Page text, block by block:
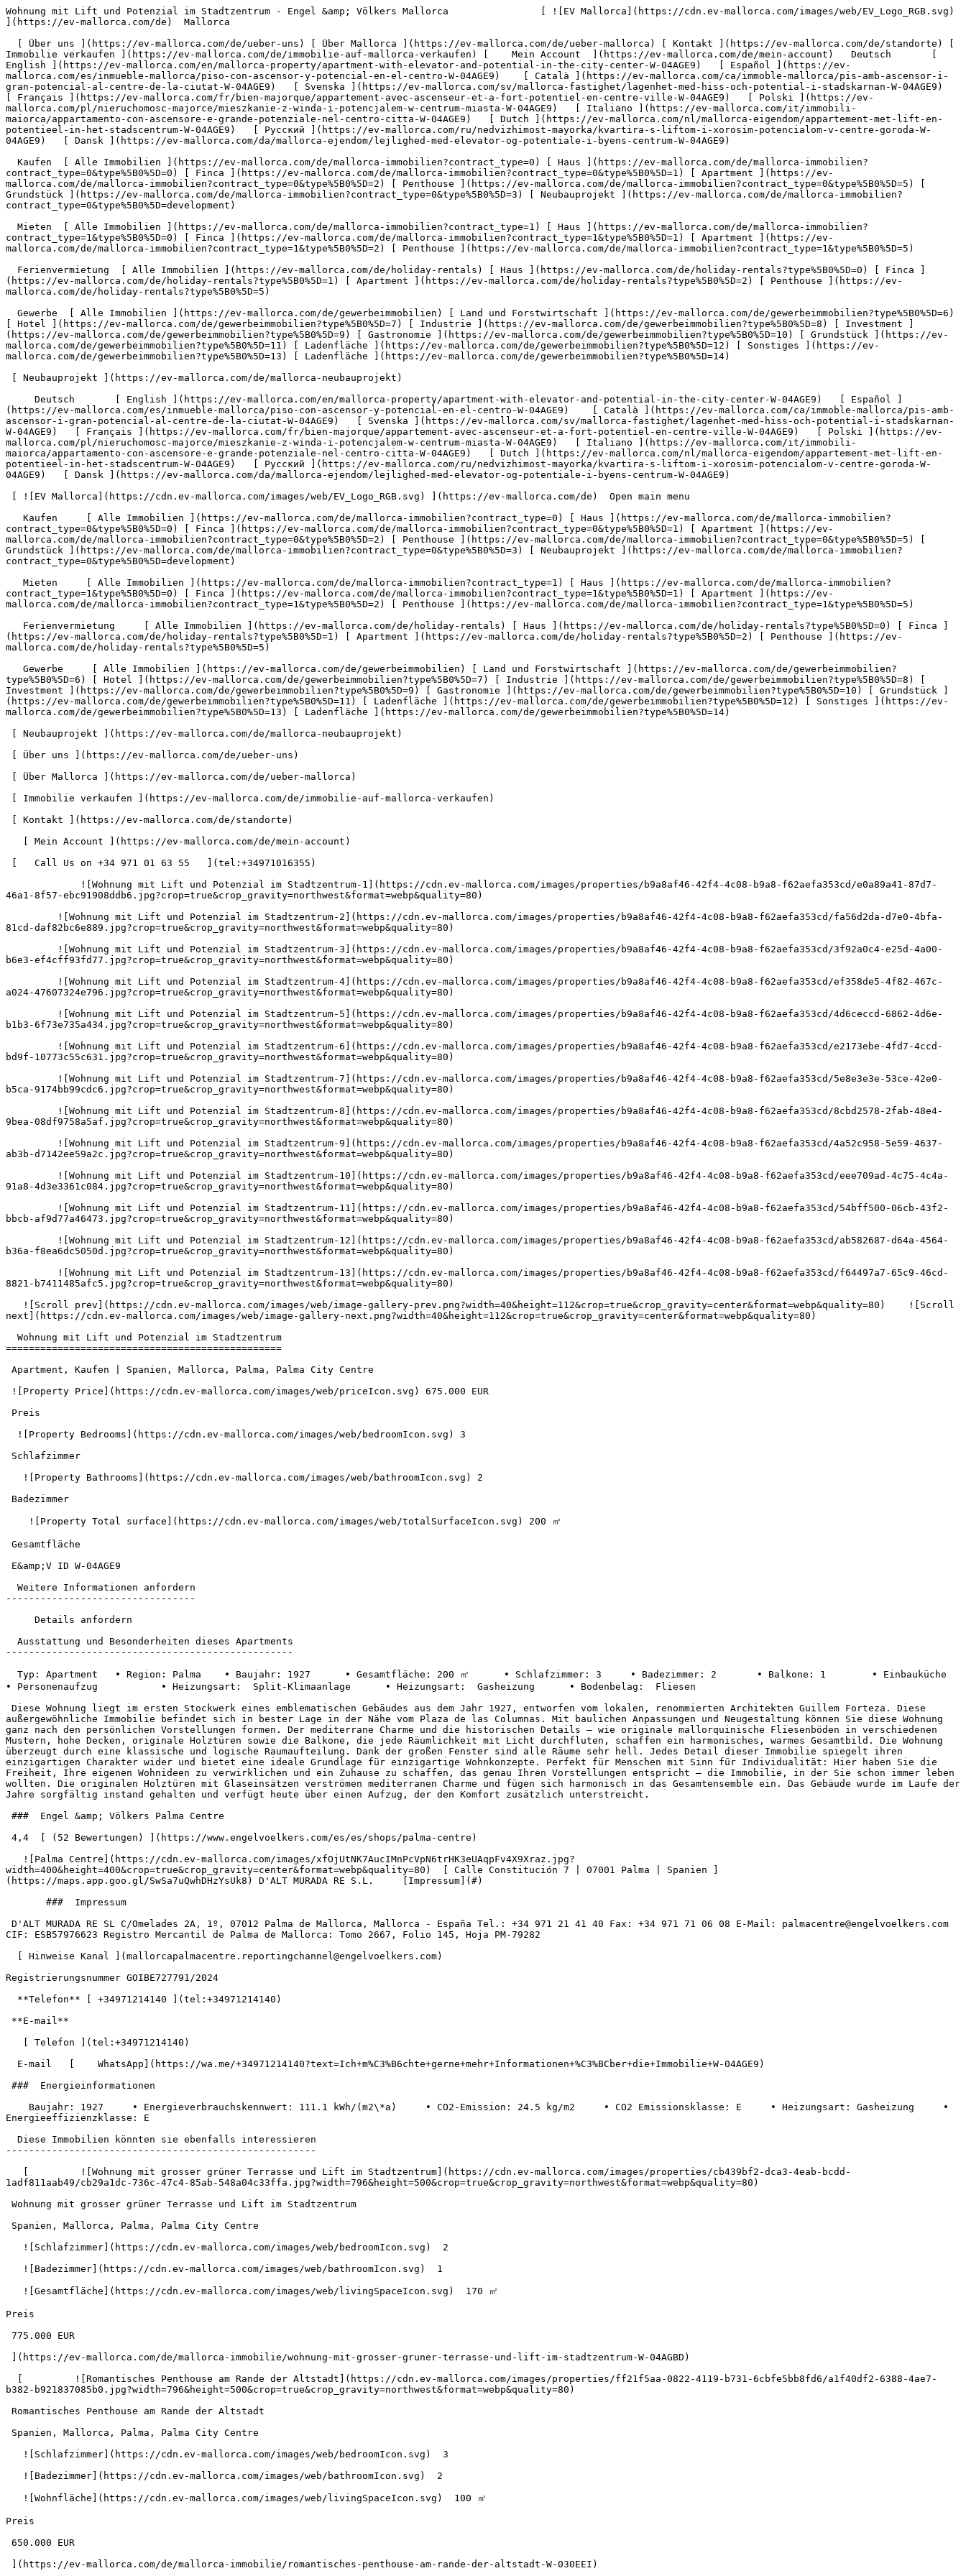
Wohnung mit Lift und Potenzial im Stadtzentrum - Engel &amp; Völkers Mallorca                [ ![EV Mallorca](https://cdn.ev-mallorca.com/images/web/EV_Logo_RGB.svg) ](https://ev-mallorca.com/de)  Mallorca  

  [ Über uns ](https://ev-mallorca.com/de/ueber-uns) [ Über Mallorca ](https://ev-mallorca.com/de/ueber-mallorca) [ Kontakt ](https://ev-mallorca.com/de/standorte) [ Immobilie verkaufen ](https://ev-mallorca.com/de/immobilie-auf-mallorca-verkaufen) [    Mein Account  ](https://ev-mallorca.com/de/mein-account)   Deutsch       [ English ](https://ev-mallorca.com/en/mallorca-property/apartment-with-elevator-and-potential-in-the-city-center-W-04AGE9)   [ Español ](https://ev-mallorca.com/es/inmueble-mallorca/piso-con-ascensor-y-potencial-en-el-centro-W-04AGE9)    [ Català ](https://ev-mallorca.com/ca/immoble-mallorca/pis-amb-ascensor-i-gran-potencial-al-centre-de-la-ciutat-W-04AGE9)   [ Svenska ](https://ev-mallorca.com/sv/mallorca-fastighet/lagenhet-med-hiss-och-potential-i-stadskarnan-W-04AGE9)   [ Français ](https://ev-mallorca.com/fr/bien-majorque/appartement-avec-ascenseur-et-a-fort-potentiel-en-centre-ville-W-04AGE9)   [ Polski ](https://ev-mallorca.com/pl/nieruchomosc-majorce/mieszkanie-z-winda-i-potencjalem-w-centrum-miasta-W-04AGE9)   [ Italiano ](https://ev-mallorca.com/it/immobili-maiorca/appartamento-con-ascensore-e-grande-potenziale-nel-centro-citta-W-04AGE9)   [ Dutch ](https://ev-mallorca.com/nl/mallorca-eigendom/appartement-met-lift-en-potentieel-in-het-stadscentrum-W-04AGE9)   [ Русский ](https://ev-mallorca.com/ru/nedvizhimost-mayorka/kvartira-s-liftom-i-xorosim-potencialom-v-centre-goroda-W-04AGE9)   [ Dansk ](https://ev-mallorca.com/da/mallorca-ejendom/lejlighed-med-elevator-og-potentiale-i-byens-centrum-W-04AGE9)   

  Kaufen  [ Alle Immobilien ](https://ev-mallorca.com/de/mallorca-immobilien?contract_type=0) [ Haus ](https://ev-mallorca.com/de/mallorca-immobilien?contract_type=0&type%5B0%5D=0) [ Finca ](https://ev-mallorca.com/de/mallorca-immobilien?contract_type=0&type%5B0%5D=1) [ Apartment ](https://ev-mallorca.com/de/mallorca-immobilien?contract_type=0&type%5B0%5D=2) [ Penthouse ](https://ev-mallorca.com/de/mallorca-immobilien?contract_type=0&type%5B0%5D=5) [ Grundstück ](https://ev-mallorca.com/de/mallorca-immobilien?contract_type=0&type%5B0%5D=3) [ Neubauprojekt ](https://ev-mallorca.com/de/mallorca-immobilien?contract_type=0&type%5B0%5D=development) 

  Mieten  [ Alle Immobilien ](https://ev-mallorca.com/de/mallorca-immobilien?contract_type=1) [ Haus ](https://ev-mallorca.com/de/mallorca-immobilien?contract_type=1&type%5B0%5D=0) [ Finca ](https://ev-mallorca.com/de/mallorca-immobilien?contract_type=1&type%5B0%5D=1) [ Apartment ](https://ev-mallorca.com/de/mallorca-immobilien?contract_type=1&type%5B0%5D=2) [ Penthouse ](https://ev-mallorca.com/de/mallorca-immobilien?contract_type=1&type%5B0%5D=5) 

  Ferienvermietung  [ Alle Immobilien ](https://ev-mallorca.com/de/holiday-rentals) [ Haus ](https://ev-mallorca.com/de/holiday-rentals?type%5B0%5D=0) [ Finca ](https://ev-mallorca.com/de/holiday-rentals?type%5B0%5D=1) [ Apartment ](https://ev-mallorca.com/de/holiday-rentals?type%5B0%5D=2) [ Penthouse ](https://ev-mallorca.com/de/holiday-rentals?type%5B0%5D=5) 

  Gewerbe  [ Alle Immobilien ](https://ev-mallorca.com/de/gewerbeimmobilien) [ Land und Forstwirtschaft ](https://ev-mallorca.com/de/gewerbeimmobilien?type%5B0%5D=6) [ Hotel ](https://ev-mallorca.com/de/gewerbeimmobilien?type%5B0%5D=7) [ Industrie ](https://ev-mallorca.com/de/gewerbeimmobilien?type%5B0%5D=8) [ Investment ](https://ev-mallorca.com/de/gewerbeimmobilien?type%5B0%5D=9) [ Gastronomie ](https://ev-mallorca.com/de/gewerbeimmobilien?type%5B0%5D=10) [ Grundstück ](https://ev-mallorca.com/de/gewerbeimmobilien?type%5B0%5D=11) [ Ladenfläche ](https://ev-mallorca.com/de/gewerbeimmobilien?type%5B0%5D=12) [ Sonstiges ](https://ev-mallorca.com/de/gewerbeimmobilien?type%5B0%5D=13) [ Ladenfläche ](https://ev-mallorca.com/de/gewerbeimmobilien?type%5B0%5D=14) 

 [ Neubauprojekt ](https://ev-mallorca.com/de/mallorca-neubauprojekt) 

     Deutsch       [ English ](https://ev-mallorca.com/en/mallorca-property/apartment-with-elevator-and-potential-in-the-city-center-W-04AGE9)   [ Español ](https://ev-mallorca.com/es/inmueble-mallorca/piso-con-ascensor-y-potencial-en-el-centro-W-04AGE9)    [ Català ](https://ev-mallorca.com/ca/immoble-mallorca/pis-amb-ascensor-i-gran-potencial-al-centre-de-la-ciutat-W-04AGE9)   [ Svenska ](https://ev-mallorca.com/sv/mallorca-fastighet/lagenhet-med-hiss-och-potential-i-stadskarnan-W-04AGE9)   [ Français ](https://ev-mallorca.com/fr/bien-majorque/appartement-avec-ascenseur-et-a-fort-potentiel-en-centre-ville-W-04AGE9)   [ Polski ](https://ev-mallorca.com/pl/nieruchomosc-majorce/mieszkanie-z-winda-i-potencjalem-w-centrum-miasta-W-04AGE9)   [ Italiano ](https://ev-mallorca.com/it/immobili-maiorca/appartamento-con-ascensore-e-grande-potenziale-nel-centro-citta-W-04AGE9)   [ Dutch ](https://ev-mallorca.com/nl/mallorca-eigendom/appartement-met-lift-en-potentieel-in-het-stadscentrum-W-04AGE9)   [ Русский ](https://ev-mallorca.com/ru/nedvizhimost-mayorka/kvartira-s-liftom-i-xorosim-potencialom-v-centre-goroda-W-04AGE9)   [ Dansk ](https://ev-mallorca.com/da/mallorca-ejendom/lejlighed-med-elevator-og-potentiale-i-byens-centrum-W-04AGE9)   

 [ ![EV Mallorca](https://cdn.ev-mallorca.com/images/web/EV_Logo_RGB.svg) ](https://ev-mallorca.com/de)  Open main menu    

   Kaufen     [ Alle Immobilien ](https://ev-mallorca.com/de/mallorca-immobilien?contract_type=0) [ Haus ](https://ev-mallorca.com/de/mallorca-immobilien?contract_type=0&type%5B0%5D=0) [ Finca ](https://ev-mallorca.com/de/mallorca-immobilien?contract_type=0&type%5B0%5D=1) [ Apartment ](https://ev-mallorca.com/de/mallorca-immobilien?contract_type=0&type%5B0%5D=2) [ Penthouse ](https://ev-mallorca.com/de/mallorca-immobilien?contract_type=0&type%5B0%5D=5) [ Grundstück ](https://ev-mallorca.com/de/mallorca-immobilien?contract_type=0&type%5B0%5D=3) [ Neubauprojekt ](https://ev-mallorca.com/de/mallorca-immobilien?contract_type=0&type%5B0%5D=development) 

   Mieten     [ Alle Immobilien ](https://ev-mallorca.com/de/mallorca-immobilien?contract_type=1) [ Haus ](https://ev-mallorca.com/de/mallorca-immobilien?contract_type=1&type%5B0%5D=0) [ Finca ](https://ev-mallorca.com/de/mallorca-immobilien?contract_type=1&type%5B0%5D=1) [ Apartment ](https://ev-mallorca.com/de/mallorca-immobilien?contract_type=1&type%5B0%5D=2) [ Penthouse ](https://ev-mallorca.com/de/mallorca-immobilien?contract_type=1&type%5B0%5D=5) 

   Ferienvermietung     [ Alle Immobilien ](https://ev-mallorca.com/de/holiday-rentals) [ Haus ](https://ev-mallorca.com/de/holiday-rentals?type%5B0%5D=0) [ Finca ](https://ev-mallorca.com/de/holiday-rentals?type%5B0%5D=1) [ Apartment ](https://ev-mallorca.com/de/holiday-rentals?type%5B0%5D=2) [ Penthouse ](https://ev-mallorca.com/de/holiday-rentals?type%5B0%5D=5) 

   Gewerbe     [ Alle Immobilien ](https://ev-mallorca.com/de/gewerbeimmobilien) [ Land und Forstwirtschaft ](https://ev-mallorca.com/de/gewerbeimmobilien?type%5B0%5D=6) [ Hotel ](https://ev-mallorca.com/de/gewerbeimmobilien?type%5B0%5D=7) [ Industrie ](https://ev-mallorca.com/de/gewerbeimmobilien?type%5B0%5D=8) [ Investment ](https://ev-mallorca.com/de/gewerbeimmobilien?type%5B0%5D=9) [ Gastronomie ](https://ev-mallorca.com/de/gewerbeimmobilien?type%5B0%5D=10) [ Grundstück ](https://ev-mallorca.com/de/gewerbeimmobilien?type%5B0%5D=11) [ Ladenfläche ](https://ev-mallorca.com/de/gewerbeimmobilien?type%5B0%5D=12) [ Sonstiges ](https://ev-mallorca.com/de/gewerbeimmobilien?type%5B0%5D=13) [ Ladenfläche ](https://ev-mallorca.com/de/gewerbeimmobilien?type%5B0%5D=14) 

 [ Neubauprojekt ](https://ev-mallorca.com/de/mallorca-neubauprojekt) 

 [ Über uns ](https://ev-mallorca.com/de/ueber-uns) 

 [ Über Mallorca ](https://ev-mallorca.com/de/ueber-mallorca) 

 [ Immobilie verkaufen ](https://ev-mallorca.com/de/immobilie-auf-mallorca-verkaufen) 

 [ Kontakt ](https://ev-mallorca.com/de/standorte) 

   [ Mein Account ](https://ev-mallorca.com/de/mein-account) 

 [   Call Us on +34 971 01 63 55   ](tel:+34971016355) 

             ![Wohnung mit Lift und Potenzial im Stadtzentrum-1](https://cdn.ev-mallorca.com/images/properties/b9a8af46-42f4-4c08-b9a8-f62aefa353cd/e0a89a41-87d7-46a1-8f57-ebc91908ddb6.jpg?crop=true&crop_gravity=northwest&format=webp&quality=80)  

         ![Wohnung mit Lift und Potenzial im Stadtzentrum-2](https://cdn.ev-mallorca.com/images/properties/b9a8af46-42f4-4c08-b9a8-f62aefa353cd/fa56d2da-d7e0-4bfa-81cd-daf82bc6e889.jpg?crop=true&crop_gravity=northwest&format=webp&quality=80)  

         ![Wohnung mit Lift und Potenzial im Stadtzentrum-3](https://cdn.ev-mallorca.com/images/properties/b9a8af46-42f4-4c08-b9a8-f62aefa353cd/3f92a0c4-e25d-4a00-b6e3-ef4cff93fd77.jpg?crop=true&crop_gravity=northwest&format=webp&quality=80)  

         ![Wohnung mit Lift und Potenzial im Stadtzentrum-4](https://cdn.ev-mallorca.com/images/properties/b9a8af46-42f4-4c08-b9a8-f62aefa353cd/ef358de5-4f82-467c-a024-47607324e796.jpg?crop=true&crop_gravity=northwest&format=webp&quality=80)  

         ![Wohnung mit Lift und Potenzial im Stadtzentrum-5](https://cdn.ev-mallorca.com/images/properties/b9a8af46-42f4-4c08-b9a8-f62aefa353cd/4d6ceccd-6862-4d6e-b1b3-6f73e735a434.jpg?crop=true&crop_gravity=northwest&format=webp&quality=80)  

         ![Wohnung mit Lift und Potenzial im Stadtzentrum-6](https://cdn.ev-mallorca.com/images/properties/b9a8af46-42f4-4c08-b9a8-f62aefa353cd/e2173ebe-4fd7-4ccd-bd9f-10773c55c631.jpg?crop=true&crop_gravity=northwest&format=webp&quality=80)  

         ![Wohnung mit Lift und Potenzial im Stadtzentrum-7](https://cdn.ev-mallorca.com/images/properties/b9a8af46-42f4-4c08-b9a8-f62aefa353cd/5e8e3e3e-53ce-42e0-b5ca-9174bb99cdc6.jpg?crop=true&crop_gravity=northwest&format=webp&quality=80)  

         ![Wohnung mit Lift und Potenzial im Stadtzentrum-8](https://cdn.ev-mallorca.com/images/properties/b9a